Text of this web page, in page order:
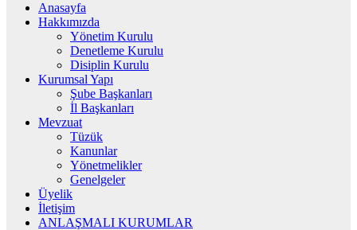
Anasayfa
Hakkımızda
Yönetim Kurulu
Denetleme Kurulu
Disiplin Kurulu
Kurumsal Yapı
Şube Başkanları
İl Başkanları
Mevzuat
Tüzük
Kanunlar
Yönetmelikler
Genelgeler
Üyelik
İletişim
ANLAŞMALI KURUMLAR